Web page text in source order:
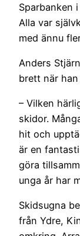
Sparbanken
Alla var
med ännu
Anders
brett när
– Vilken
skidor.
hit och
är en
göra
unga år har
Skidsugna
från Ydre,